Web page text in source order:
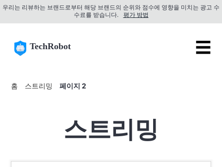
우리는 리뷰하는 브랜드로부터 해당 브랜드의 순위와 점수에 영향을 미치는 광고 수
수료를 받습니다.
평가 방법
TechRobot ☰
홈 스트리밍 페이지 2
스트리밍